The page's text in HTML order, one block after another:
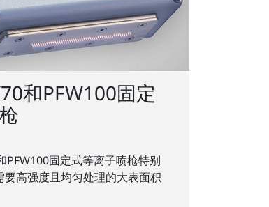
和PFW100固定
PFW100固定式等离子喷枪特别
要高强度且均匀处理的大表面积